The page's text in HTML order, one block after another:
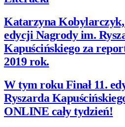
Katarzyna
edycji Nagrody im.
Kapuścińskiego za
2019 rok.
W tym roku Finał 11.
Ryszarda
ONLINE cały tydzień!